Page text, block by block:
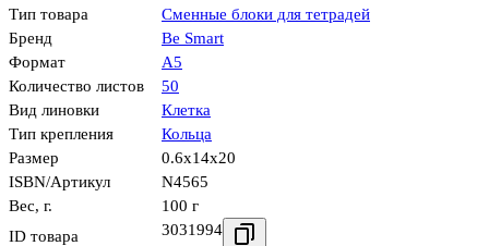
Тип товара
Сменные блоки для тетрадей
Бренд
Be Smart
Формат
А5
Количество листов
50
Вид линовки
Клетка
Тип крепления
Кольца
Размер
0.6x14x20
ISBN/Артикул
N4565
Вес, г.
100 г
ID товара
3031994